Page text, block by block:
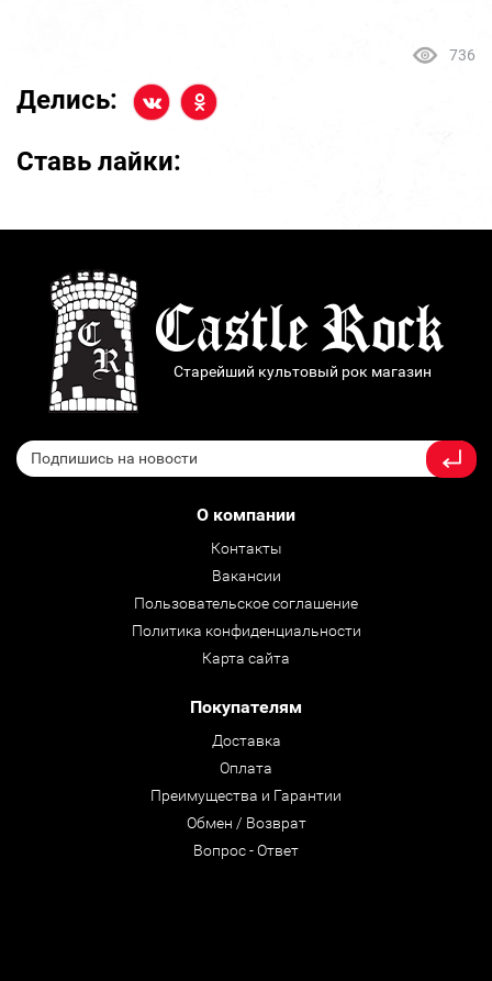
736
Делись:
Ставь лайки:
Старейший культовый рок магазин
О компании
Контакты
Вакансии
Пользовательское соглашение
Политика конфиденциальности
Карта сайта
Покупателям
Доставка
Оплата
Преимущества и Гарантии
Обмен / Возврат
Вопрос - Ответ